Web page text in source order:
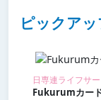
ピックア
日専連ライフサ
Fukurumカー